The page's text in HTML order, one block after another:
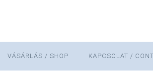
VÁSÁRLÁS / SHOP KAPCSOLAT /